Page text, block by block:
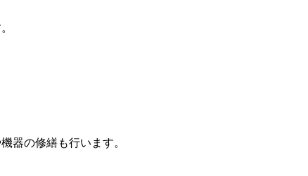
器の修繕も行います。